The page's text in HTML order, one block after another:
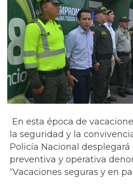
En esta época de
la seguridad y la
Policía Nacional
preventiva y operativa
“Vacaciones seguras y en